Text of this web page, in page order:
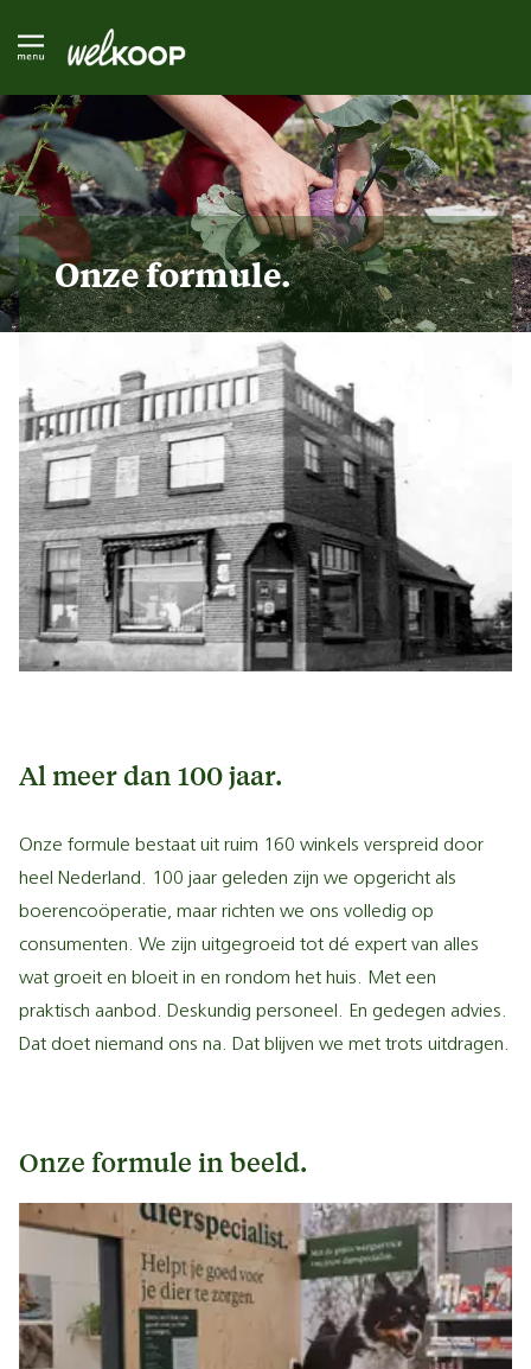
Onze formule.
Al meer dan 100 jaar.
Onze formule bestaat uit ruim 160 winkels verspreid door
heel Nederland. 100 jaar geleden zijn we opgericht als
boerencoöperatie, maar richten we ons volledig op
consumenten. We zijn uitgegroeid tot dé expert van alles
wat groeit en bloeit in en rondom het huis. Met een
praktisch aanbod. Deskundig personeel. En gedegen advies.
Dat doet niemand ons na. Dat blijven we met trots uitdragen.
Onze formule in beeld.